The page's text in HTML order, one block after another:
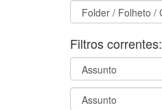
Filtros correntes: